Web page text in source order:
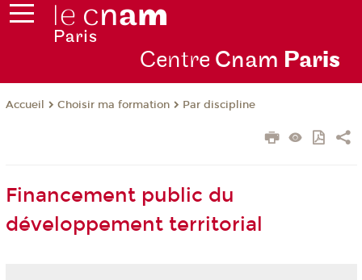
Centre Cnam Paris
Accueil Choisir ma formation Par discipline
Financement public du
développement territorial